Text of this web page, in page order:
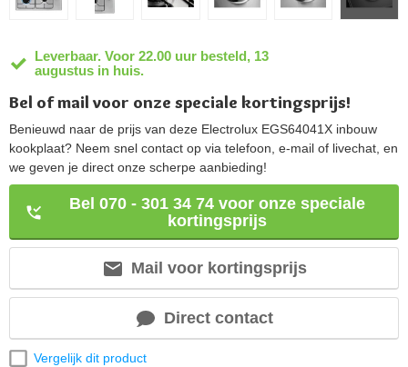
Leverbaar. Voor 22.00 uur besteld, 13
augustus in huis.
Bel of mail voor onze speciale kortingsprijs!
Benieuwd naar de prijs van deze Electrolux EGS64041X inbouw
kookplaat? Neem snel contact op via telefoon, e-mail of livechat, en
we geven je direct onze scherpe aanbieding!
Bel 070 - 301 34 74 voor onze speciale
kortingsprijs
Mail voor kortingsprijs
Direct contact
Vergelijk dit product